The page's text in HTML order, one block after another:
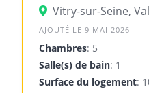
ardoines
Vitry-sur-Seine,
AJOUTÉ LE 9 MAI 2026
Chambres: 5
Salle(s) de bain: 1
Surface du logement: